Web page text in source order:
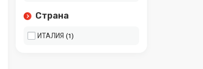
Страна
ИТАЛИЯ 1